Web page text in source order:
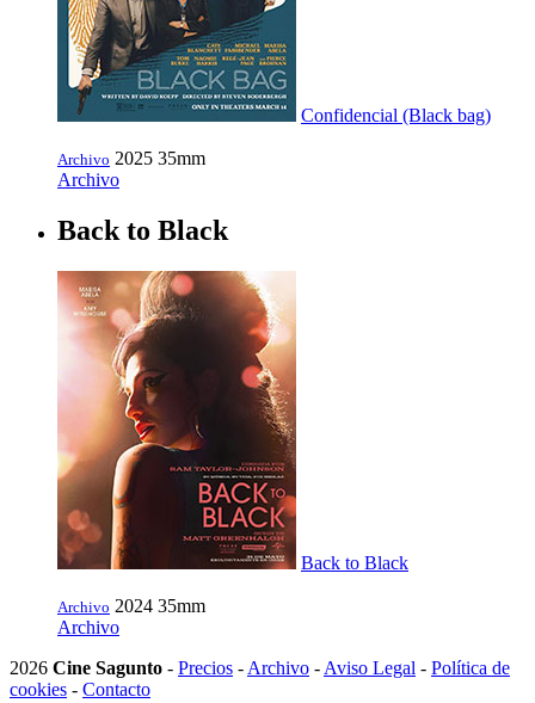
Confidencial (Black bag)
Archivo 2025 35mm
Archivo
Back to Black
Back to Black
Archivo 2024 35mm
Archivo
2026 Cine Sagunto - Precios - Archivo - Aviso Legal - Política de
cookies - Contacto